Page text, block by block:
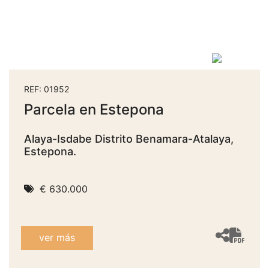
REF: 01952
Parcela en Estepona
Alaya-Isdabe Distrito Benamara-Atalaya,
Estepona.
€ 630.000
ver más